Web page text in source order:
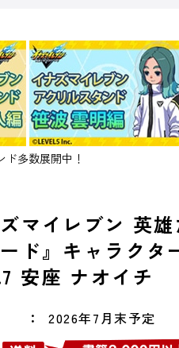
多数展開中！
ズマイレブン 英
ド』キャラクタ
安座 ナオイチ
2026年7月末予定